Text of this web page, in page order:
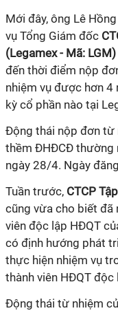
Mới đây, ông Lê
vụ Tổng Giám đốc
(Legamex - Mã: LGM)
đến thời điểm nộp
nhiệm vụ được hơn 4
kỳ cổ phần nào tại
Động thái nộp đơn từ
thềm ĐHĐCĐ thường
ngày 28/4. Ngày
Tuần trước, CTCP
cũng vừa cho biết đã
viên độc lập HĐQT
có định hướng phát
thực hiện nhiệm vụ
thành viên HĐQT độc
Động thái từ nhiệm